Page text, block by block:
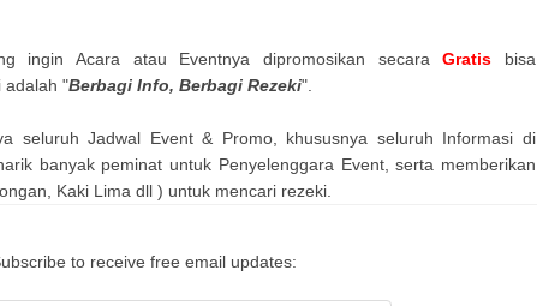
ingin Acara atau Eventnya dipromosikan secaraGratis bisa
adalah "Berbagi Info, Berbagi Rezeki".
seluruh Jadwal Event & Promo, khususnya seluruh Informasi di
banyak peminat untuk Penyelenggara Event, serta memberikan
Kaki Lima dll ) untuk mencari rezeki.
to receive free email updates: